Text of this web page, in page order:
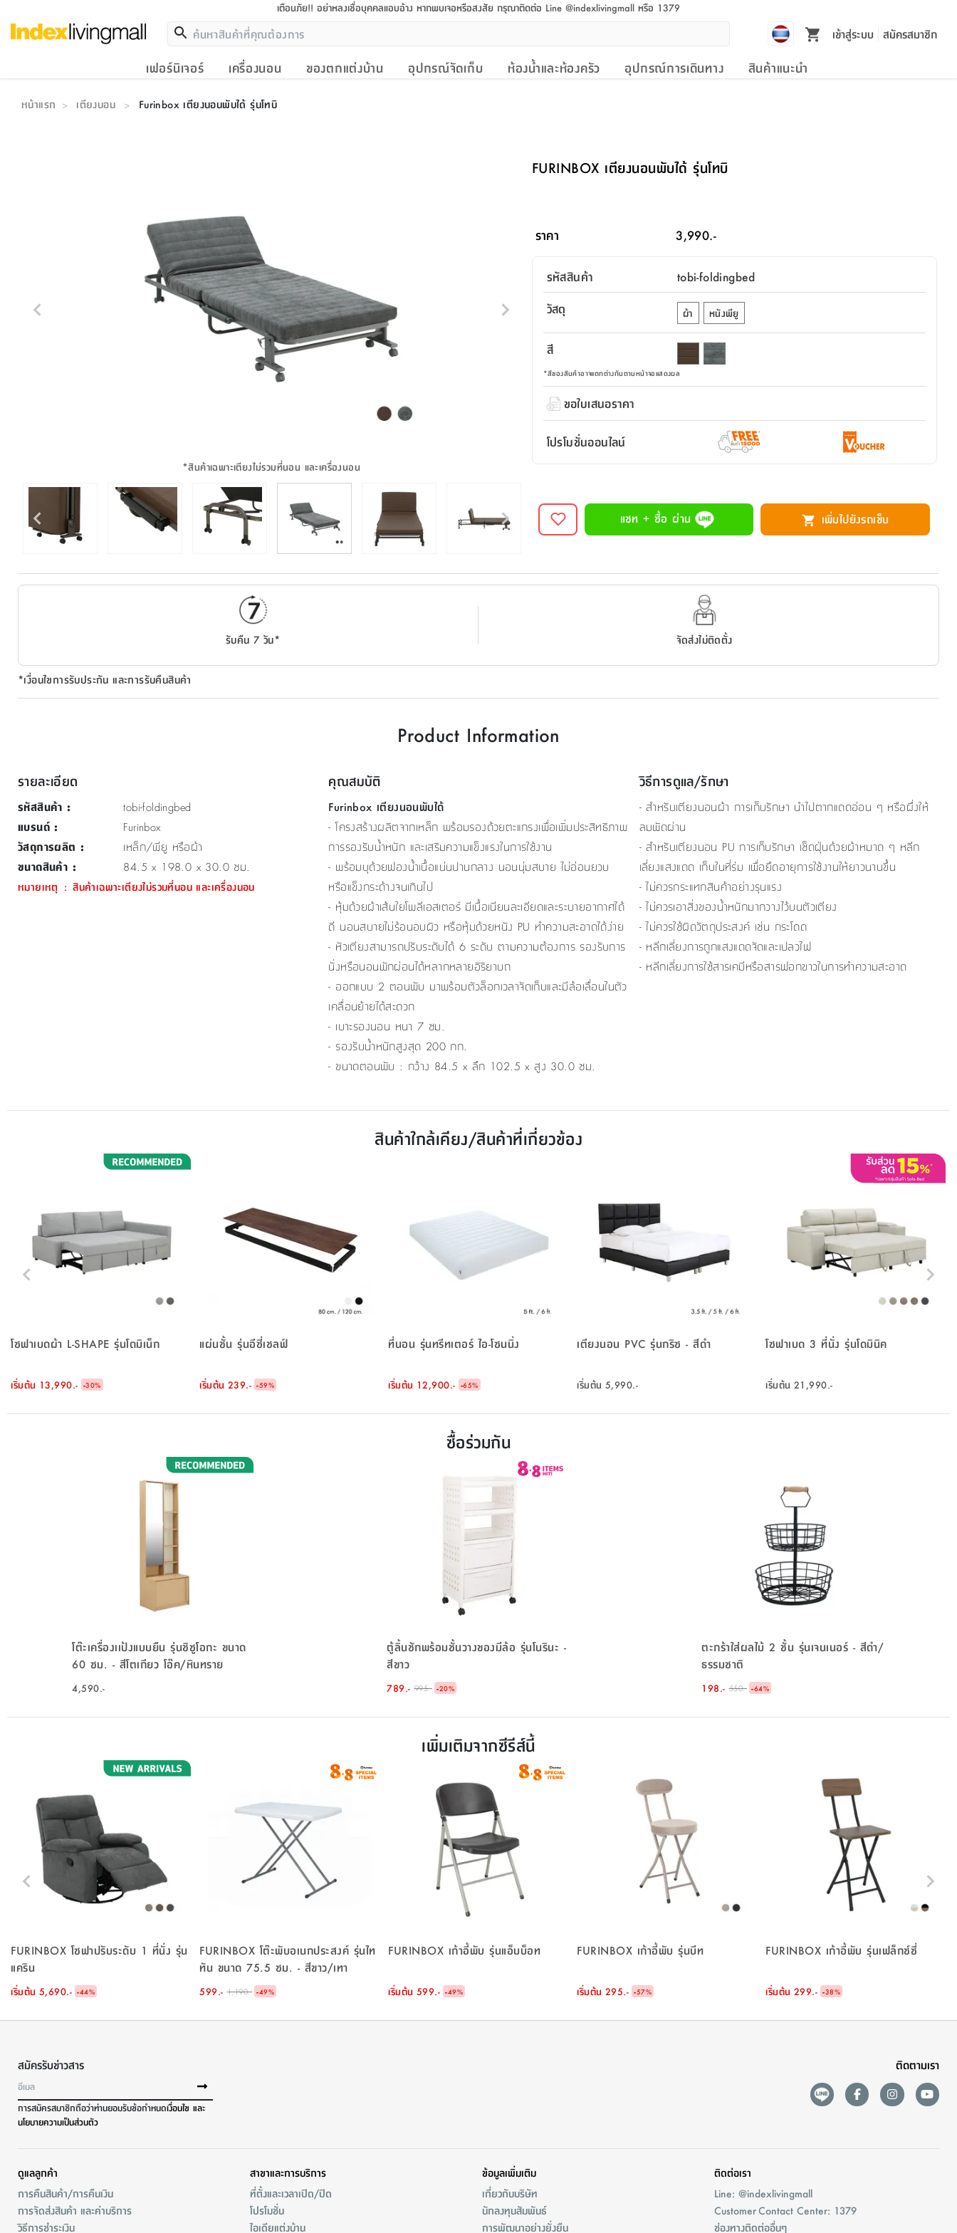
เตือนภัย!! อย่าหลงเชื่อบุคคลแอบอ้าง หากพบเจอหรือสงสัย กรุณาติดต่อ Line @indexlivingmall หรือ 1379
เข้าสู่ระบบ สมัครสมาชิก
เฟอร์นิเจอร์ เครื่องนอน ของตกแต่งบ้าน อุปกรณ์จัดเก็บ ห้องน้ำและห้องครัว อุปกรณ์การเดินทาง สินค้าแนะนำ
หน้าแรก > เตียงนอน > Furinbox เตียงนอนพับได้ รุ่นโทบิ
*สินค้าเฉพาะเตียงไม่รวมที่นอน และเครื่องนอน
FURINBOX เตียงนอนพับได้ รุ่นโทบิ
ราคา 3,990.-
รหัสสินค้า
tobi-foldingbed
วัสดุ
ผ้า หนังพียู
สี
*สีของสินค้าอาจแตกต่างกันตามหน้าจอแสดงผล
ขอใบเสนอราคา
โปรโมชั่นออนไลน์
แชท + ซื้อ ผ่าน เพิ่มไปยังรถเข็น
รับคืน 7 วัน* จัดส่งไม่ติดตั้ง
*เงื่อนไขการรับประกัน และการรับคืนสินค้า
Product Information
รายละเอียด
รหัสสินค้า :
tobi-foldingbed
แบรนด์:
Furinbox
วัสดุการผลิต :
เหล็ก/พียู หรือผ้า
ขนาดสินค้า : 84.5 x 198.0 x 30.0 ซม.
หมายเหตุ : สินค้าเฉพาะเตียงไม่รวมที่นอน และเครื่องนอน
คุณสมบัติ
Furinbox เตียงนอนพับได้
- โครงสร้างผลิตจากเหล็ก พร้อมรองด้วยตะแกรงเพื่อเพิ่มประสิทธิภาพ
การรองรับน้ำหนัก และเสริมความแข็งแรงในการใช้งาน
- พร้อมบุด้วยฟองน้ำเนื้อแน่นปานกลาง นอนนุ่มสบาย ไม่อ่อนยวบ
หรือแข็งกระด้างจนเกินไป
- หุ้มด้วยผ้าเส้นใยโพลีเอสเตอร์ มีเนื้อเนียนละเอียดและระบายอากาศได้
ดี นอนสบายไม่ร้อนอบผิว หรือหุ้มด้วยหนัง PU ทำความสะอาดได้ง่าย
- หัวเตียงสามารถปรับระดับได้ 6 ระดับ ตามความต้องการ รองรับการ
นั่งหรือนอนพักผ่อนได้หลากหลายอิริยาบถ
- ออกแบบ 2 ตอนพับ มาพร้อมตัวล็อกเวลาจัดเก็บและมีล้อเลื่อนในตัว
เคลื่อนย้ายได้สะดวก
- เบาะรองนอน หนา 7 ซม.
- รองรับน้ำหนักสูงสุด 200 กก.
- ขนาดตอนพับ : กว้าง 84.5 x ลึก 102.5 x สูง 30.0 ซม.
วิธีการดูแล/รักษา
- สำหรับเตียงนอนผ้า การเก็บรักษา นำไปตากแดดอ่อน ๆ หรือผึ่งให้
ลมพัดผ่าน
- สำหรับเตียงนอน PU การเก็บรักษา เช็ดฝุ่นด้วยผ้าหมาด ๆ หลีก
เลี่ยงแสงแดด เก็บในที่ร่ม เพื่อยืดอายุการใช้งานให้ยาวนานขึ้น
- ไม่ควรกระแทกสินค้าอย่างรุนแรง
- ไม่ควรเอาสิ่งของน้ำหนักมากวางไว้บนตัวเตียง
- ไม่ควรใช้ผิดวัตถุประสงค์ เช่น กระโดด
- หลีกเลี่ยงการถูกแสงแดดจัดและเปลวไฟ
- หลีกเลี่ยงการใช้สารเคมีหรือสารฟอกขาวในการทำความสะอาด
สินค้าใกล้เคียง/สินค้าที่เกี่ยวข้อง
โซฟาเบดผ้า L-SHAPE รุ่นโดมิเน็ก
เริ่มต้น 13,990.- -30%
แผ่นชั้น รุ่นอีซี่เชลฟ์
เริ่มต้น 239.- -59%
ที่นอน รุ่นทรีทเตอร์ ไอ-โซนนิ่ง
เริ่มต้น 12,900.- -65%
เตียงนอน PVC รุ่นกริซ - สีดำ
เริ่มต้น 5,990.-
โซฟาเบด 3 ที่นั่ง รุ่นโดมินิค
เริ่มต้น 21,990.-
ซื้อร่วมกัน
โต๊ะเครื่องเเป้งแบบยืน รุ่นชิซูโอกะ ขนาด
60 ซม. - สีโตเกียว โอ๊ค/หินทราย
4,590.-
ตู้ลิ้นชักพร้อมชั้นวางของมีล้อ รุ่นโนรินะ -
สีขาว
789.- 995.- -20%
ตะกร้าใส่ผลไม้ 2 ชั้น รุ่นเจนเนอร์ - สีดำ/
ธรรมชาติ
198.- 550.- -64%
เพิ่มเติมจากซีรีส์นี้
FURINBOX โซฟาปรับระดับ 1 ที่นั่ง รุ่น
แคริน
เริ่มต้น 5,690.- -44%
FURINBOX โต๊ะพับอเนกประสงค์ รุ่นไท
ทัน ขนาด 75.5 ซม. - สีขาว/เทา
599.- 1,190.- -49%
FURINBOX เก้าอี้พับ รุ่นแอ็บบ็อท
เริ่มต้น 599.- -49%
FURINBOX เก้าอี้พับ รุ่นบีท
เริ่มต้น 295.- -57%
FURINBOX เก้าอี้พับ รุ่นเฟล็กซ์ซี่
เริ่มต้น 299.- -38%
สมัครรับข่าวสาร
การสมัครสมาชิกถือว่าท่านยอมรับข้อกำหนดเงื่อนไข และ
นโยบายความเป็นส่วนตัว
ติดตามเรา
ดูแลลูกค้า
การคืนสินค้า/การคืนเงิน
การจัดส่งสินค้า และค่าบริการ
วิธีการชำระเงิน
สาขาและการบริการ
ที่ตั้งและเวลาเปิด/ปิด
โปรโมชั่น
ไอเดียแต่งบ้าน
ข้อมูลเพิ่มเติม
เกี่ยวกับบริษัท
นักลงทุนสัมพันธ์
การพัฒนาอย่างยั่งยืน
ติดต่อเรา
Line: @indexlivingmall
Customer Contact Center: 1379
ช่องทางติดต่ออื่นๆ